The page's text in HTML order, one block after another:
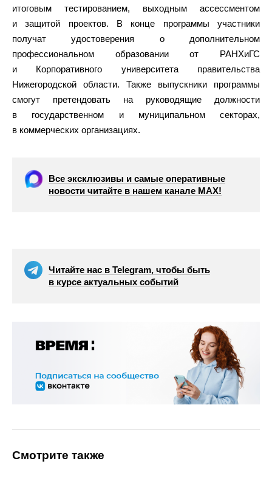
итоговым тестированием, выходным ассессментом
и защитой проектов. В конце программы участники
получат удостоверения о дополнительном
профессиональном образовании от РАНХиГС
и Корпоративного университета правительства
Нижегородской области. Также выпускники программы
смогут претендовать на руководящие должности
в государственном и муниципальном секторах,
в коммерческих организациях.
Все эксклюзивы и самые оперативные
новости читайте в нашем канале МАХ!
Читайте нас в Telegram, чтобы быть
в курсе актуальных событий
Смотрите также